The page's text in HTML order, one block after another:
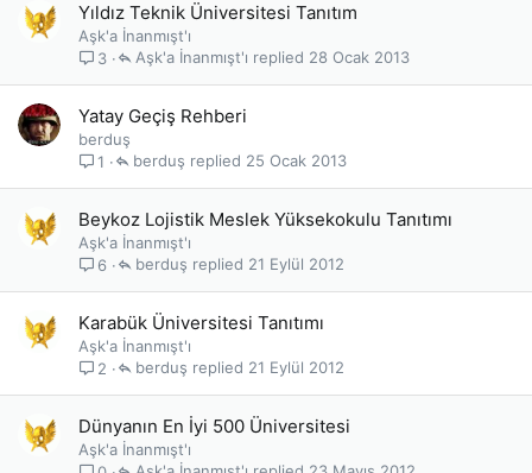
Yıldız Teknik Üniversitesi Tanıtım
Aşk'a İnanmışt'ı
3
28 Ocak 2013
Aşk'a İnanmışt'ı
Yatay Geçiş Rehberi
berduş
1
25 Ocak 2013
berduş
Beykoz Lojistik Meslek Yüksekokulu Tanıtımı
Aşk'a İnanmışt'ı
6
21 Eylül 2012
berduş
Karabük Üniversitesi Tanıtımı
Aşk'a İnanmışt'ı
2
21 Eylül 2012
berduş
Dünyanın En İyi 500 Üniversitesi
Aşk'a İnanmışt'ı